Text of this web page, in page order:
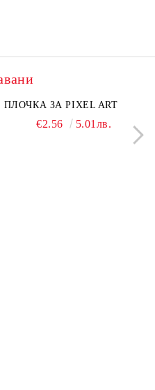
ПЛОЧКА ЗА PIXEL ART
€2.56 5.01лв.